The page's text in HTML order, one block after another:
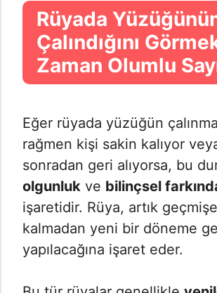
Rüyada
Çalındığını
Zaman Olumlu
Eğer rüyada yüzüğün
rağmen kişi sakin kalıyor
sonradan geri alıyorsa, bu
olgunluk ve bilinçsel
işaretidir. Rüya, artık
kalmadan yeni bir döneme
yapılacağına işaret eder.